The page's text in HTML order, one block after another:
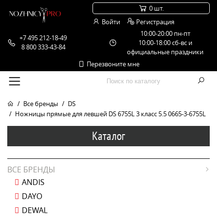
+7 495 212-18-49
8 800 333-43-84
10:00-20:00 пн-пт
10:00-18:00 сб-вс и
официальные праздники
Перезвоните мне
0 шт.
Войти
Регистрация
Все бренды
DS
Ножницы прямые для левшей DS 6755L 3 класс 5.5 0665-3-6755L
Каталог
ВСЕ БРЕНДЫ
ANDIS
DAYO
DEWAL